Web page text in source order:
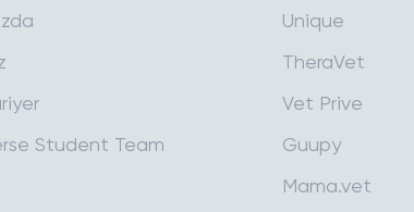
Student Team
Unique
TheraVet
Vet Prive
Guupy
Mama.vet